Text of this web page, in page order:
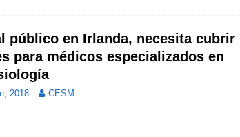
público en Irlanda, necesita cubrir
para médicos especializados en
2018 CESM